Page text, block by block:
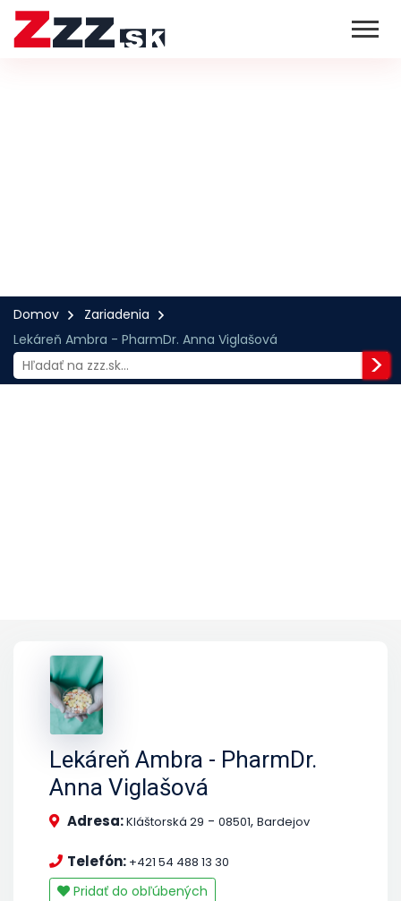
Domov
Zariadenia
Lekáreň Ambra - PharmDr. Anna Viglašová
Lekáreň Ambra - PharmDr.
Anna Viglašová
Adresa:Kláštorská 29 - 08501, Bardejov
Telefón: +421 54 488 13 30
Pridať do obľúbených